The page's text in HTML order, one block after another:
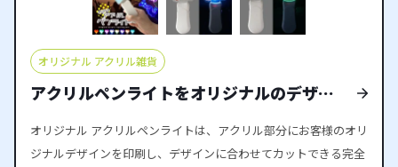
オリジナル アクリル雑貨
アクリルペンライトをオリジナルのデザイ
オリジナル アクリルペンライトは、アクリル部分にお客様のオリ
ジナルデザインを印刷し、デザインに合わせてカットできる完全